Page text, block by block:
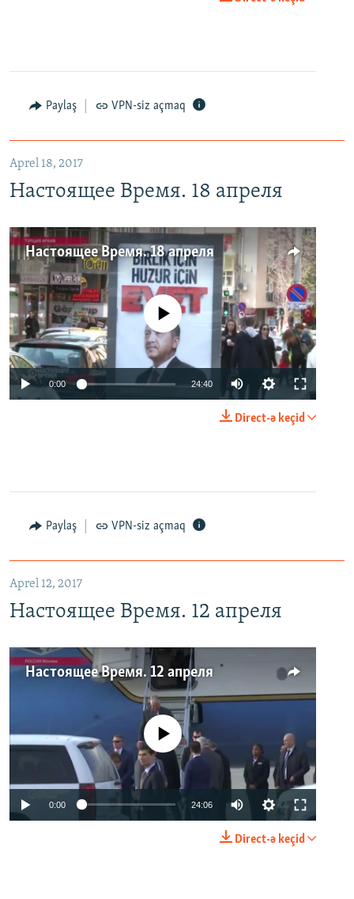
Paylaş VPN-siz açmaq
Aprel 18, 2017
Настоящее Время. 18 апреля
Настоящее Время. 18 апреля
No media source currently available
0:00 24:40
Direct-ə keçid
Paylaş VPN-siz açmaq
Aprel 12, 2017
Настоящее Время. 12 апреля
Настоящее Время. 12 апреля
No media source currently available
0:00 24:06
Direct-ə keçid